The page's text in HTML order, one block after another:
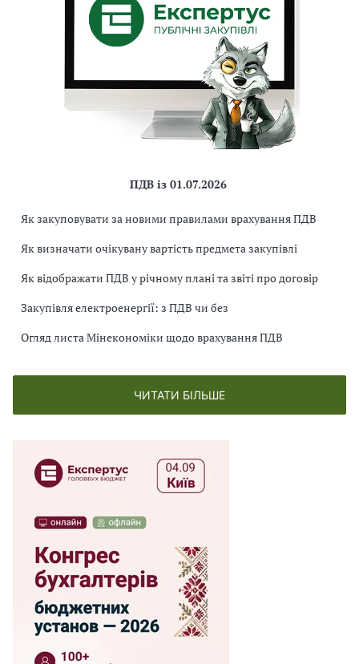
ПДВ із 01.07.2026
Як закуповувати за новими правилами врахування ПДВ
Як визначати очікувану вартість предмета закупівлі
Як відображати ПДВ у річному плані та звіті про договір
Закупівля електроенергії: з ПДВ чи без
Огляд листа Мінекономіки щодо врахування ПДВ
ЧИТАТИ БІЛЬШЕ